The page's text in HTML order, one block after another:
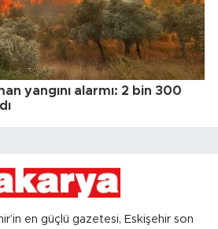
yangını alarmı: 2 bin 300
en güçlü gazetesi, Eskişehir son